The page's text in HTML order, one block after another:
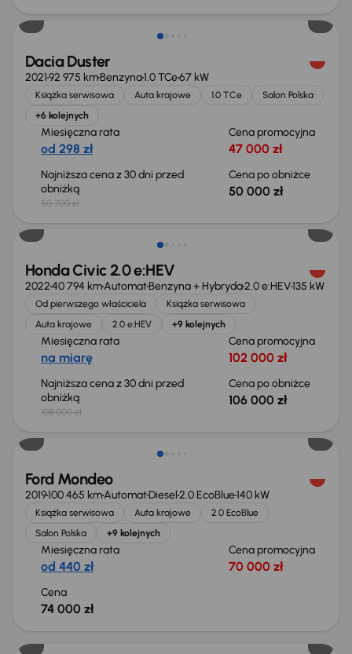
Dacia Duster
202192 975 kmBenzyna1.0 TCe67 kW
Książka serwisowa Auta krajowe 1.0 TCe
Salon Polska
+6 kolejnych
Miesięczna rata
od 298 zł
Cena promocyjna
47 000 zł
Najniższa cena z 30 dni przed
obniżką
50 700 zł
Cena po obniżce
50 000 zł
Taniej o 2 000 zł
Honda Civic 2.0 e:HEV
202240 794 kmAutomatBenzyna + Hybryda2.0 e:HEV135 kW
Od pierwszego właściciela
Książka serwisowa
Auta krajowe
2.0 e:HEV +9 kolejnych
Miesięczna rata
na miarę
Cena promocyjna
102 000 zł
Najniższa cena z 30 dni przed
obniżką
108 000 zł
Cena po obniżce
106 000 zł
Ford Mondeo
2019100 465 kmAutomatDiesel2.0 EcoBlue140 kW
Książka serwisowa Auta krajowe
2.0 EcoBlue
Salon Polska
+9 kolejnych
Miesięczna rata
od 440 zł
Cena promocyjna
70 000 zł
Cena
74 000 zł